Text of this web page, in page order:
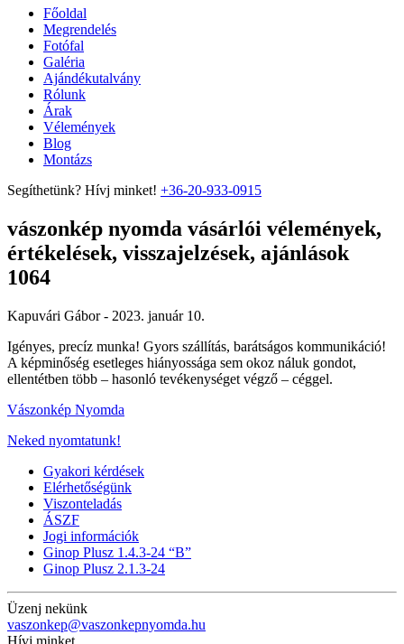
Főoldal
Megrendelés
Fotófal
Galéria
Ajándékutalvány
Rólunk
Árak
Vélemények
Blog
Montázs
Segíthetünk? Hívj minket! +36-20-933-0915
vászonkép nyomda vásárlói vélemények,
értékelések, visszajelzések, ajánlások
1064
Kapuvári Gábor - 2023. január 10.
Igényes, precíz munka! Gyors szállítás, barátságos kommunikáció!
A képminőség esetleges hiányossága sem okoz náluk gondot,
ellentétben több – hasonló tevékenységet végző – céggel.
Vászonkép Nyomda
Neked nyomtatunk!
Gyakori kérdések
Elérhetőségünk
Viszonteladás
ÁSZF
Jogi információk
Ginop Plusz 1.4.3-24 “B”
Ginop Plusz 2.1.3-24
Üzenj nekünk
vaszonkep@vaszonkepnyomda.hu
Hívj minket